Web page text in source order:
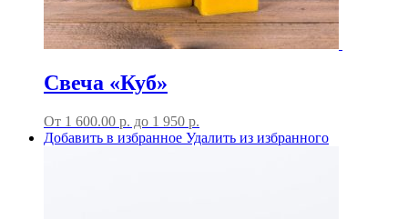
Свеча «Куб»
От 1 600.00 р. до 1 950 р.
Добавить в избранное Удалить из избранного